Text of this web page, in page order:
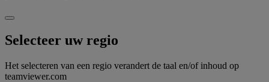
Selecteer uw regio
Het selecteren van een regio verandert de taal en/of inhoud op
teamviewer.com